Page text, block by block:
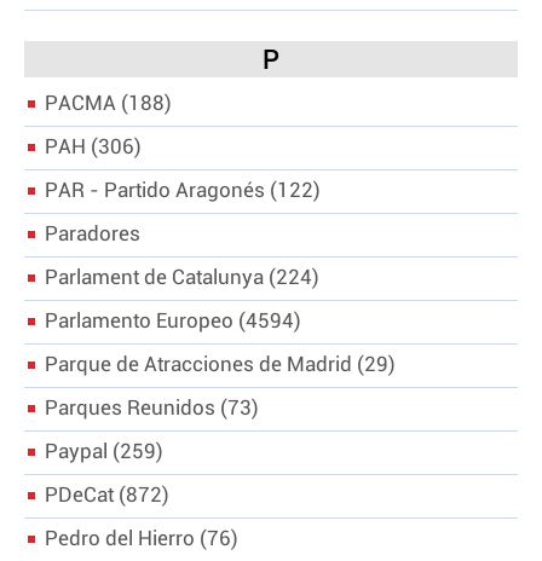
P
PACMA
188
PAH
306
PAR - Partido Aragonés
122
Paradores
Parlament de Catalunya
224
Parlamento Europeo
4594
Parque de Atracciones de Madrid
29
Parques Reunidos
73
Paypal
259
PDeCat
872
Pedro del Hierro
76